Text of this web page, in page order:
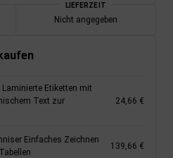
LIEFERZEIT
Nicht angegeben
Etiketten mit
Text zur
24,66 €
Einfaches Zeichnen
139,66 €